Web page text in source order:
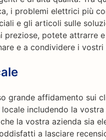
i problemi elettrici più
e gli articoli sulle
preziose, potete attrarre e
e a condividere i vostri
grande affidamento sui
includendo la
la vostra azienda sia
a lasciare